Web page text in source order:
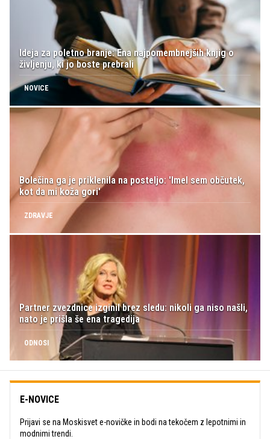
Ideja za poletno branje: Ena najpomembnejših knjig o
življenju, ki jo boste prebrali
NOVICE
Bolečina ga je priklenila na posteljo: 'Imel sem občutek,
kot da mi koža gori'
ZDRAVJE
Partner zvezdnice izginil brez sledu: nikoli ga niso našli,
nato je prišla še ena tragedija
ODNOSI
E-NOVICE
Prijavi se na Moskisvet e-novičke in bodi na tekočem z lepotnimi in
modnimi trendi.